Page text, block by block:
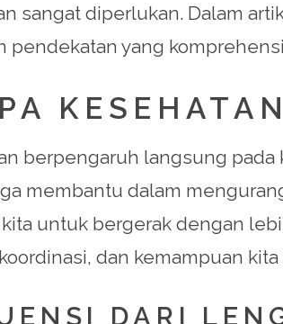
sangat diperlukan. Dalam
pendekatan yang
berpengaruh langsung
membantu dalam
untuk bergerak dengan
dan kemampuan
DARI